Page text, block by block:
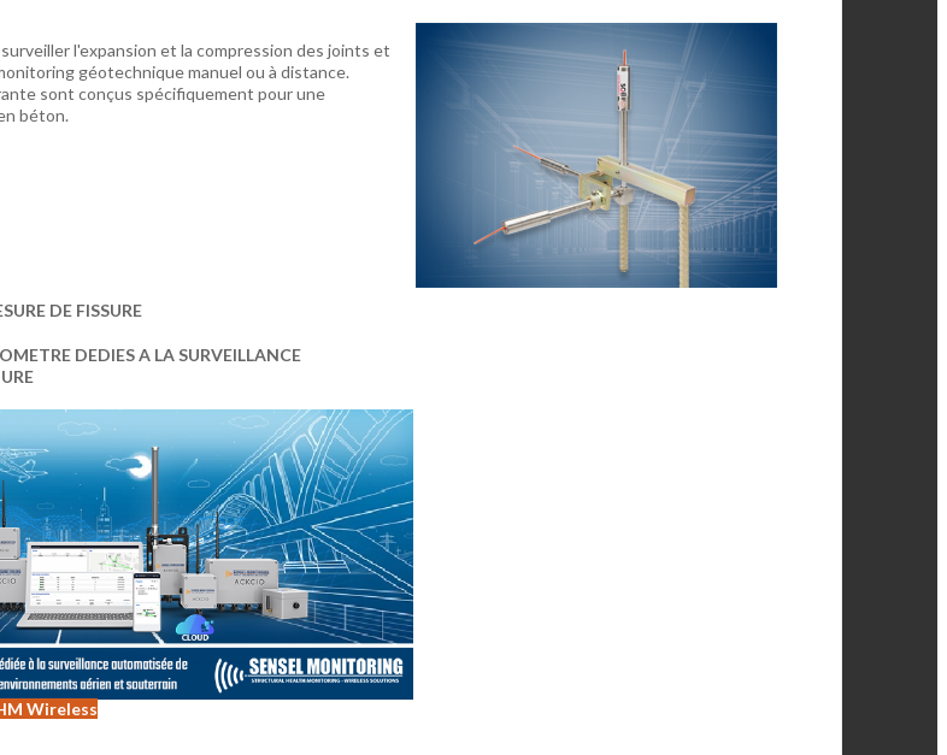
l'expansion et la compression des joints et
géotechnique manuel ou à distance.
sont conçus spécifiquement pour une
béton.
DE FISSURE
DEDIES A LA SURVEILLANCE
Wireless